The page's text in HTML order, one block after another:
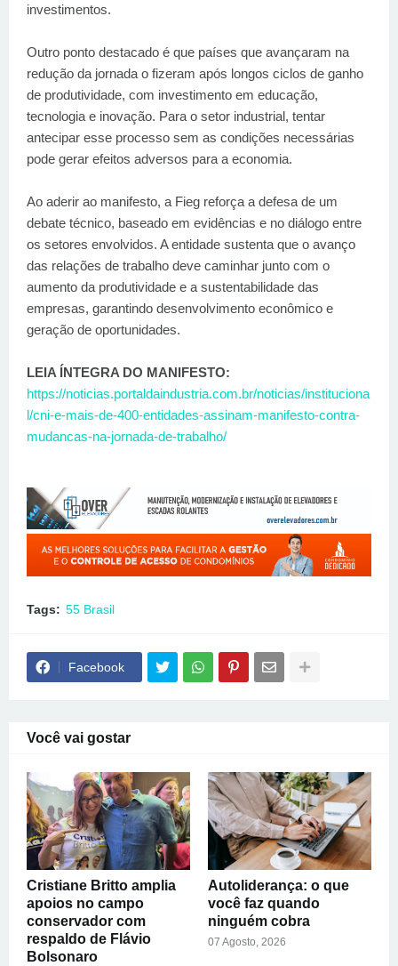
investimentos.
Outro ponto destacado é que países que avançaram na
redução da jornada o fizeram após longos ciclos de ganho
de produtividade, com investimento em educação,
tecnologia e inovação. Para o setor industrial, tentar
antecipar esse processo sem as condições necessárias
pode gerar efeitos adversos para a economia.
Ao aderir ao manifesto, a Fieg reforça a defesa de um
debate técnico, baseado em evidências e no diálogo entre
os setores envolvidos. A entidade sustenta que o avanço
das relações de trabalho deve caminhar junto com o
aumento da produtividade e a sustentabilidade das
empresas, garantindo desenvolvimento econômico e
geração de oportunidades.
LEIA ÍNTEGRA DO MANIFESTO:
https://noticias.portaldaindustria.com.br/noticias/instituciona
l/cni-e-mais-de-400-entidades-assinam-manifesto-contra-
mudancas-na-jornada-de-trabalho/
Tags: 55 Brasil
Facebook
Você vai gostar
Cristiane Britto amplia
apoios no campo
conservador com
respaldo de Flávio
Bolsonaro
Autoliderança: o que
você faz quando
ninguém cobra
07 Agosto, 2026